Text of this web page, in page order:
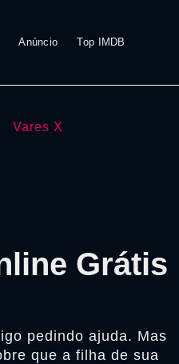
Anúncio Top IMDB
Vares X
Grátis
pedindo ajuda. Mas
que a filha de sua